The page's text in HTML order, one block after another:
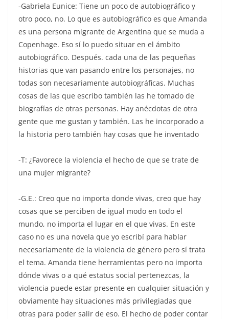
-Gabriela Eunice: Tiene un poco de autobiográfico y
otro poco, no. Lo que es autobiográfico es que Amanda
es una persona migrante de Argentina que se muda a
Copenhage. Eso sí lo puedo situar en el ámbito
autobiográfico. Después. cada una de las pequeñas
historias que van pasando entre los personajes, no
todas son necesariamente autobiográficas. Muchas
cosas de las que escribo también las he tomado de
biografías de otras personas. Hay anécdotas de otra
gente que me gustan y también. Las he incorporado a
la historia pero también hay cosas que he inventado
-T: ¿Favorece la violencia el hecho de que se trate de
una mujer migrante?
-G.E.: Creo que no importa donde vivas, creo que hay
cosas que se perciben de igual modo en todo el
mundo, no importa el lugar en el que vivas. En este
caso no es una novela que yo escribí para hablar
necesariamente de la violencia de género pero sí trata
el tema. Amanda tiene herramientas pero no importa
dónde vivas o a qué estatus social pertenezcas, la
violencia puede estar presente en cualquier situación y
obviamente hay situaciones más privilegiadas que
otras para poder salir de eso. El hecho de poder contar